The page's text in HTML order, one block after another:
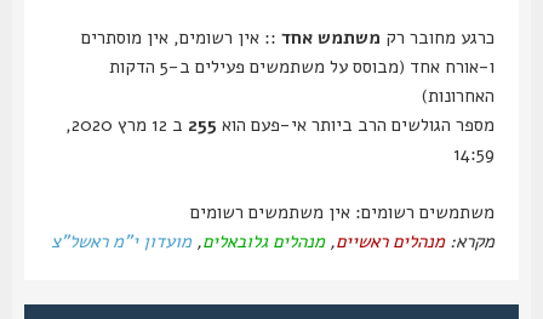
כרגע מחובר רקמשתמש אחד :: אין רשומים, אין מוסתרים
ו-אורח אחד (מבוסס על משתמשים פעילים ב-5 הדקות
האחרונות)
מספר הגולשים הרב ביותר אי-פעם הוא255
ב 12 מרץ 2020,
14:59
משתמשים רשומים: אין משתמשים רשומים
מקרא:מנהלים ראשיים,מנהלים גלובאלים,מועדון י"מ ראשל"צ